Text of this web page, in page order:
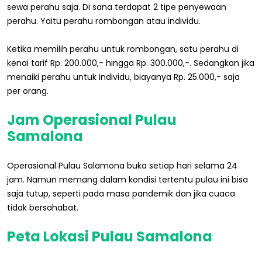
sewa perahu saja. Di sana terdapat 2 tipe penyewaan
perahu. Yaitu perahu rombongan atau individu.
Ketika memilih perahu untuk rombongan, satu perahu di
kenai tarif Rp. 200.000,- hingga Rp. 300.000,-. Sedangkan jika
menaiki perahu untuk individu, biayanya Rp. 25.000,- saja
per orang.
Jam Operasional Pulau
Samalona
Operasional Pulau Salamona buka setiap hari selama 24
jam. Namun memang dalam kondisi tertentu pulau ini bisa
saja tutup, seperti pada masa pandemik dan jika cuaca
tidak bersahabat.
Peta Lokasi Pulau Samalona